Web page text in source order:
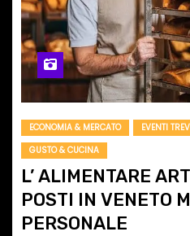
ECONOMIA & MERCATO
EVENTI
GUSTO & CUCINA
L’ ALIMENTARE
POSTI IN VENETO
PERSONALE